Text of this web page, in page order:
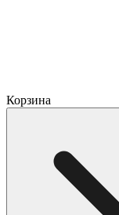
Корзина